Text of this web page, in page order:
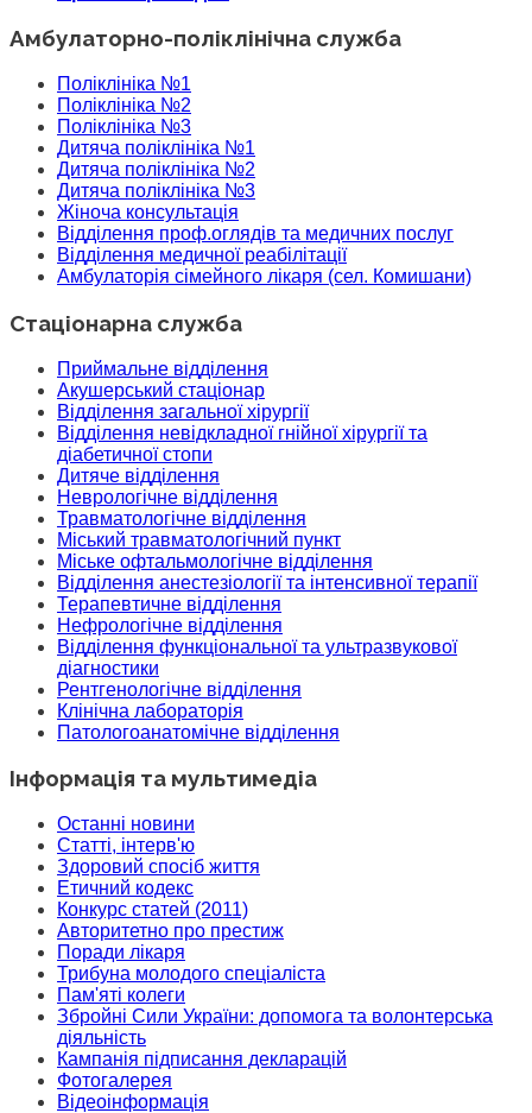
Амбулаторно-поліклінічна служба
Поліклініка №1
Поліклініка №2
Поліклініка №3
Дитяча поліклініка №1
Дитяча поліклініка №2
Дитяча поліклініка №3
Жіноча консультація
Відділення проф.оглядів та медичних послуг
Відділення медичної реабілітації
Амбулаторія сімейного лікаря (сел. Комишани)
Стаціонарна служба
Приймальне відділення
Акушерський стаціонар
Відділення загальної хірургії
Відділення невідкладної гнійної хірургії та
діабетичної стопи
Дитяче відділення
Неврологічне відділення
Травматологічне відділення
Міський травматологічний пункт
Міське офтальмологічне відділення
Відділення анестезіології та інтенсивної терапії
Терапевтичне відділення
Нефрологічне відділення
Відділення функціональної та ультразвукової
діагностики
Рентгенологічне відділення
Клінічна лабораторія
Патологоанатомічне відділення
Інформація та мультимедіа
Останні новини
Статті, інтерв'ю
Здоровий спосіб життя
Етичний кодекс
Конкурс статей (2011)
Авторитетно про престиж
Поради лікаря
Трибуна молодого спеціаліста
Пам'яті колеги
Збройні Сили України: допомога та волонтерська
діяльність
Кампанія підписання декларацій
Фотогалерея
Відеоінформація